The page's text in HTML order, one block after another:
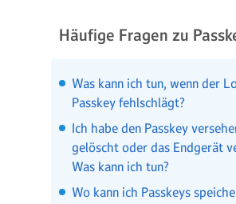
Häufige Fragen zu
Was kann ich tun, wenn der
Passkey fehlschlägt?
Ich habe den Passkey
gelöscht oder das Endgerät
Was kann ich tun?
Wo kann ich Passkeys